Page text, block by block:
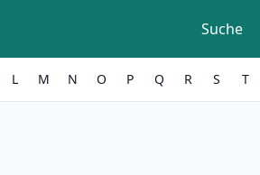
Suche
L M N O P Q R S T